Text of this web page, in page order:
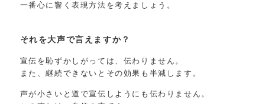
一番心に響く表現方法を考えましょう。
それを大声で言えますか？
宣伝を恥ずかしがっては、伝わりません。
また、継続できないとその効果も半減します。
声が小さいと道で宣伝しようにも伝わりません。